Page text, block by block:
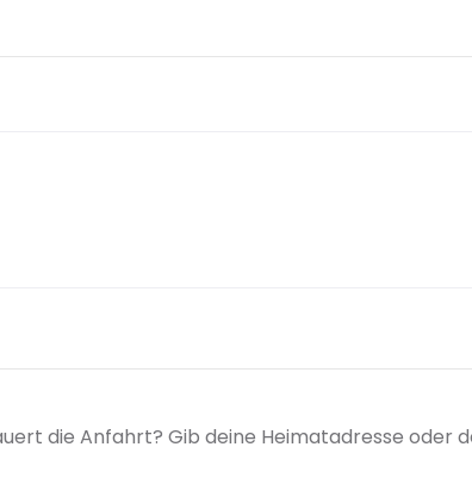
die Anfahrt? Gib deine Heimatadresse oder